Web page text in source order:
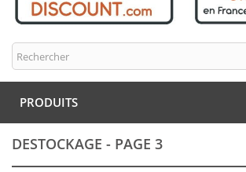
PRODUITS
DESTOCKAGE - PAGE 3